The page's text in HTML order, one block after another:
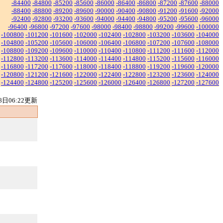
-84400 -84800 -85200 -85600 -86000 -86400 -86800 -87200 -87600 -88000
-88400 -88800 -89200 -89600 -90000 -90400 -90800 -91200 -91600 -92000
-92400 -92800 -93200 -93600 -94000 -94400 -94800 -95200 -95600 -96000
-96400 -96800 -97200 -97600 -98000 -98400 -98800 -99200 -99600 -100000
-100800 -101200 -101600 -102000 -102400 -102800 -103200 -103600 -104000
-104800 -105200 -105600 -106000 -106400 -106800 -107200 -107600 -108000
-108800 -109200 -109600 -110000 -110400 -110800 -111200 -111600 -112000
-112800 -113200 -113600 -114000 -114400 -114800 -115200 -115600 -116000
-116800 -117200 -117600 -118000 -118400 -118800 -119200 -119600 -120000
-120800 -121200 -121600 -122000 -122400 -122800 -123200 -123600 -124000
-124400 -124800 -125200 -125600 -126000 -126400 -126800 -127200 -127600
日06:22更新